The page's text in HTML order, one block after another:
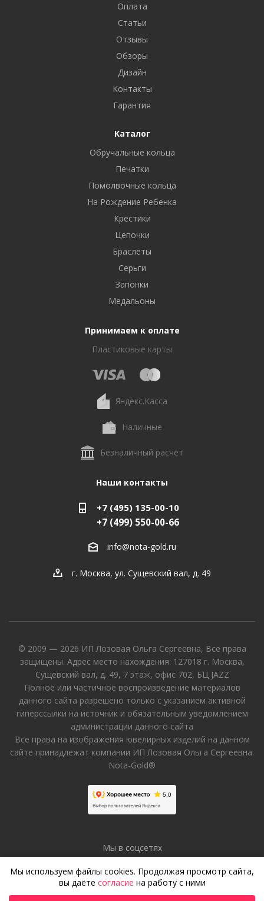
Оплата
Статьи
Отзывы
Обзоры
Дизайн
Контакты
Гарантия
Каталог
Обручальные кольца
Печатки
Помолвочные кольца
На Рождение Ребенка
Крестики
Цепочки
Браслеты
Серьги
Запонки
Медальоны
Принимаем к оплате
Пластиковые карты
Яндекс.Касса
Наличные
Безналичный расчет
Наши контакты
+7 (495) 135-00-10
+7 (499) 550-00-66
info@nota-gold.ru
г. Москва, ул. Сущевский вал, д. 49
© 2009 — 2026 ИП Лозовая Ольга Сергеевна, Все права
защищены. Адрес место нахождения: 127018 г. Москва,
Сущевский вал, д. 49, 7 этаж, офис 702, БЦ JAZZ
Полное или частичное воспроизведение материалов
данного сайта разрешено только с указанием активной
гиперссылки на источник и обязательным уведомлением
администрации данного сайта
Все права на изображения ювелирных изделий на данном
сайте принадлежат компании ИП Лозовая Ольга Сергеевна.
Nota-Gold®
Мы в соцсетях
Мы используем файлы cookies. Продолжая просмотр сайта,
вы даёте согласие на работу с ними